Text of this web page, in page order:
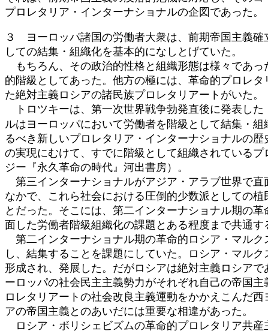
プロレタリア・インターナショナルの企図であった。
３ ヨーロッパ諸国の労働者大衆は、前期帝国主義確
しての結集・組織化を基本的になしとげていた。
もちろん、その政治的性格と組織形態は様々であっ
的階級としてあった。他方の極には、革命的プロレ
た絶対主義ロシアの諸民族プロレタリアートがいた。
トロツキーは、第一次世界戦争勃発直後に発表した
ルはヨーロッパにおいて労働者を階級として結集・
るべき新しいプロレタリア・インターナショナルの
の実現にむけて、すでに階級として組織されている
ジー『永久革命の時代』河出書房）。
第三インターナショナルがアジア・アラブ世界で直
なかで、これら社会における圧倒的少数派としての
とだった。そこには、第二インターナショナル期の
面した労働者階級組織化の課題とある程度まで共通す
第二インターナショナル期の革命的ロシア・マルク
し、結集することを課題にしていた。ロシア・マル
形成され、発展した。だがロシアは絶対主義ロシア
ーロッパの社会民主主義勢力がそれぞれ自己の帝国
ロレタリアートの社会改良主義運動をかかえこんだ
アの帝国主義とのあいだには重要な相違があった。
ロシア・ボリシェビズムの革命的プロレタリア共産